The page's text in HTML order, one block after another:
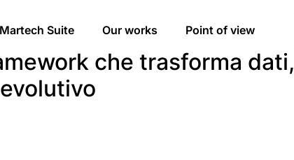
Suite Our works Point of view
che trasforma dati,